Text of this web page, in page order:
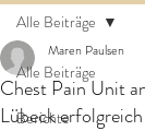
Alle Beiträge
Berichte
Alle Beiträge
Chest Pain Unit
Lübeck
Maren Paulsen